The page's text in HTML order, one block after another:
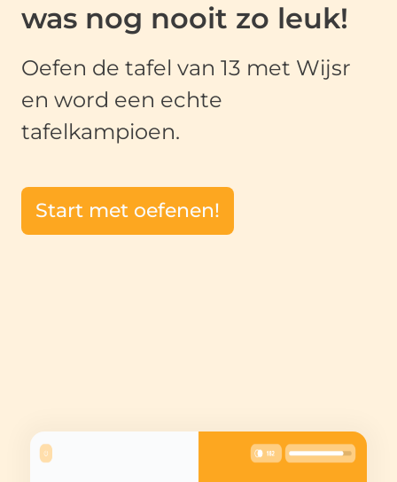
was nog nooit zo leuk!
Oefen de tafel van 13 met Wijsr
en word een echte
tafelkampioen.
Start met oefenen!